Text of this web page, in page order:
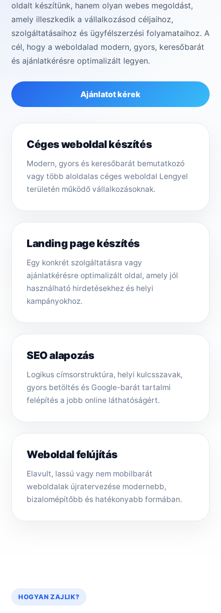
oldalt készítünk, hanem olyan webes megoldást,
amely illeszkedik a vállalkozásod céljaihoz,
szolgáltatásaihoz és ügyfélszerzési folyamataihoz. A
cél, hogy a weboldalad modern, gyors, keresőbarát
és ajánlatkérésre optimalizált legyen.
Ajánlatot kérek
Céges weboldal készítés
Modern, gyors és keresőbarát bemutatkozó
vagy több aloldalas céges weboldal Lengyel
területén működő vállalkozásoknak.
Landing page készítés
Egy konkrét szolgáltatásra vagy
ajánlatkérésre optimalizált oldal, amely jól
használható hirdetésekhez és helyi
kampányokhoz.
SEO alapozás
Logikus címsorstruktúra, helyi kulcsszavak,
gyors betöltés és Google-barát tartalmi
felépítés a jobb online láthatóságért.
Weboldal felújítás
Elavult, lassú vagy nem mobilbarát
weboldalak újratervezése modernebb,
bizalomépítőbb és hatékonyabb formában.
HOGYAN ZAJLIK?